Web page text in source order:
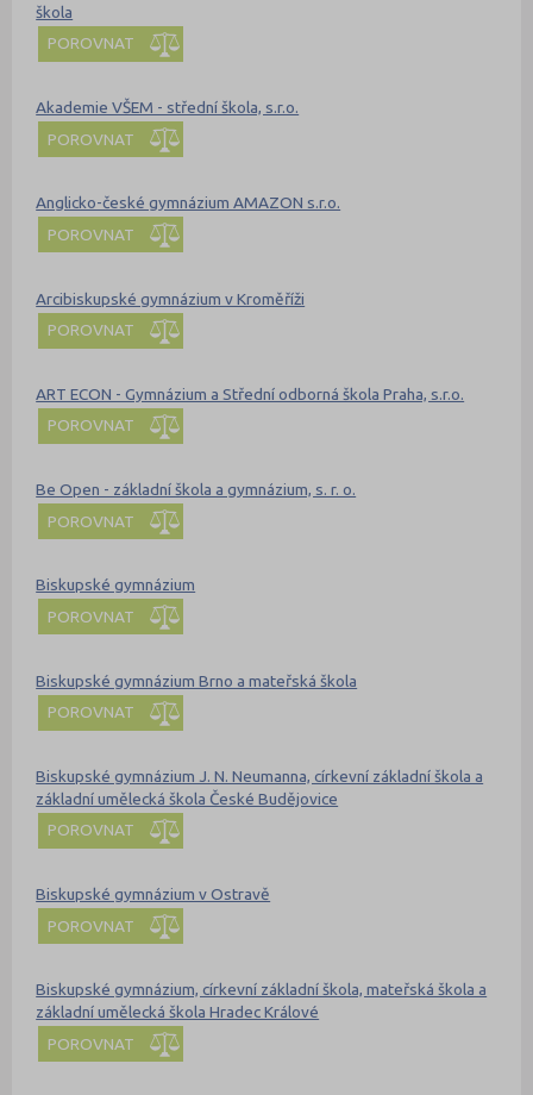
škola
POROVNAT
Akademie VŠEM - střední škola, s.r.o.
POROVNAT
Anglicko-české gymnázium AMAZON s.r.o.
POROVNAT
Arcibiskupské gymnázium v Kroměříži
POROVNAT
ART ECON - Gymnázium a Střední odborná škola Praha, s.r.o.
POROVNAT
Be Open - základní škola a gymnázium, s. r. o.
POROVNAT
Biskupské gymnázium
POROVNAT
Biskupské gymnázium Brno a mateřská škola
POROVNAT
Biskupské gymnázium J. N. Neumanna, církevní základní škola a
základní umělecká škola České Budějovice
POROVNAT
Biskupské gymnázium v Ostravě
POROVNAT
Biskupské gymnázium, církevní základní škola, mateřská škola a
základní umělecká škola Hradec Králové
POROVNAT